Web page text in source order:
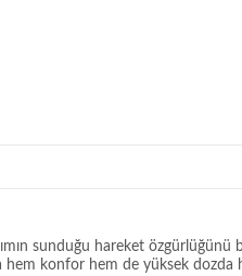
sunduğu hareket
hem konfor hem de yüksek dozda